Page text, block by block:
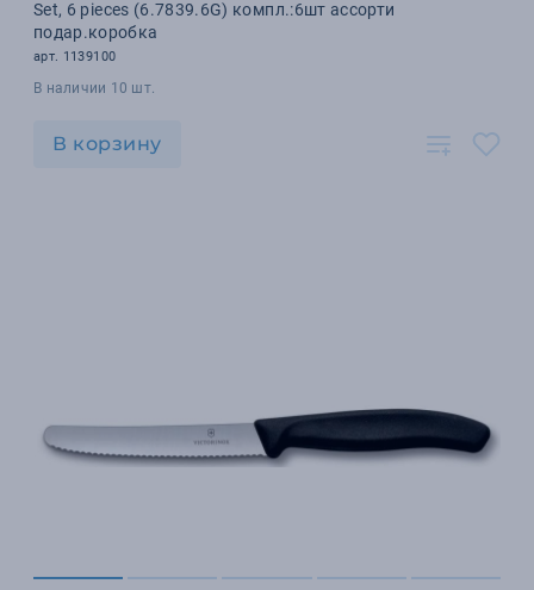
Set, 6 pieces (6.7839.6G) компл.:6шт ассорти
подар.коробка
арт. 1139100
В наличии 10 шт.
В корзину